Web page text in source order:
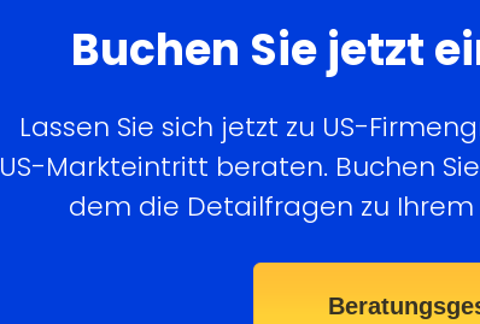
Buchen Sie jetzt
Lassen Sie sich jetzt zu US-
US-Markteintritt beraten. Buchen
dem die Detailfragen zu